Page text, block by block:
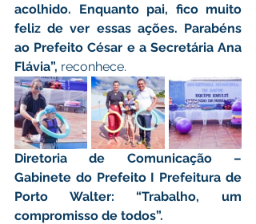
acolhido. Enquanto pai, fico muito
feliz de ver essas ações. Parabéns
ao Prefeito César e a Secretária Ana
Flávia”, reconhece.
Diretoria de Comunicação –
Gabinete do Prefeito I Prefeitura de
Porto Walter: “Trabalho, um
compromisso de todos”.